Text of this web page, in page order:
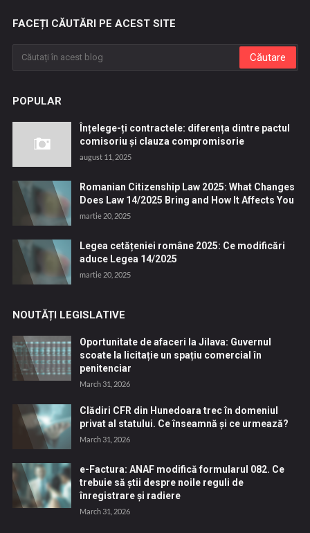
FACEȚI CĂUTĂRI PE ACEST SITE
POPULAR
Înțelege-ți contractele: diferența dintre pactul
comisoriu și clauza compromisorie
august 11, 2025
Romanian Citizenship Law 2025: What Changes
Does Law 14/2025 Bring and How It Affects You
martie 20, 2025
Legea cetățeniei române 2025: Ce modificări
aduce Legea 14/2025
martie 20, 2025
NOUTĂȚI LEGISLATIVE
Oportunitate de afaceri la Jilava: Guvernul
scoate la licitație un spațiu comercial în
penitenciar
March 31, 2026
Clădiri CFR din Hunedoara trec în domeniul
privat al statului. Ce înseamnă și ce urmează?
March 31, 2026
e-Factura: ANAF modifică formularul 082. Ce
trebuie să știi despre noile reguli de
înregistrare și radiere
March 31, 2026